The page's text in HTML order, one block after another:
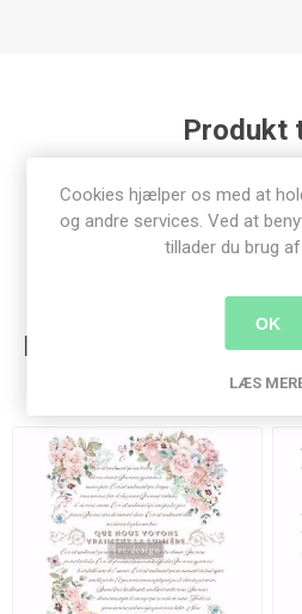
Produkt
re-design with prima (341)
Kunder der har købt
også
Cookies hjælper os med at
og andre services. Ved at
tillader du brug
OK
LÆS